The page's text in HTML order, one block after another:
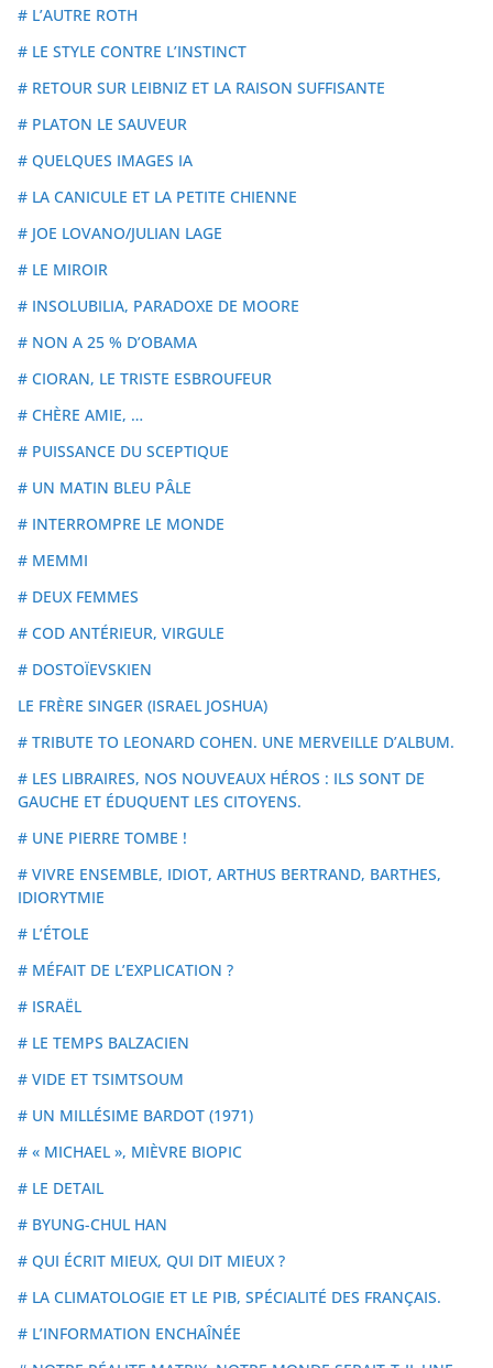
# L’AUTRE ROTH
# LE STYLE CONTRE L’INSTINCT
# RETOUR SUR LEIBNIZ ET LA RAISON SUFFISANTE
# PLATON LE SAUVEUR
# QUELQUES IMAGES IA
# LA CANICULE ET LA PETITE CHIENNE
# JOE LOVANO/JULIAN LAGE
# LE MIROIR
# INSOLUBILIA, PARADOXE DE MOORE
# NON A 25 % D’OBAMA
# CIORAN, LE TRISTE ESBROUFEUR
# CHÈRE AMIE, …
# PUISSANCE DU SCEPTIQUE
# UN MATIN BLEU PÂLE
# INTERROMPRE LE MONDE
# MEMMI
# DEUX FEMMES
# COD ANTÉRIEUR, VIRGULE
# DOSTOÏEVSKIEN
LE FRÈRE SINGER (ISRAEL JOSHUA)
# TRIBUTE TO LEONARD COHEN. UNE MERVEILLE D’ALBUM.
# LES LIBRAIRES, NOS NOUVEAUX HÉROS : ILS SONT DE
GAUCHE ET ÉDUQUENT LES CITOYENS.
# UNE PIERRE TOMBE !
# VIVRE ENSEMBLE, IDIOT, ARTHUS BERTRAND, BARTHES,
IDIORYTMIE
# L’ÉTOLE
# MÉFAIT DE L’EXPLICATION ?
# ISRAËL
# LE TEMPS BALZACIEN
# VIDE ET TSIMTSOUM
# UN MILLÉSIME BARDOT (1971)
# « MICHAEL », MIÈVRE BIOPIC
# LE DETAIL
# BYUNG-CHUL HAN
# QUI ÉCRIT MIEUX, QUI DIT MIEUX ?
# LA CLIMATOLOGIE ET LE PIB, SPÉCIALITÉ DES FRANÇAIS.
# L’INFORMATION ENCHAÎNÉE